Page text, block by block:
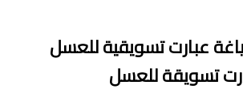
عبارت تسويقية للعسل
تسويقة للعسل